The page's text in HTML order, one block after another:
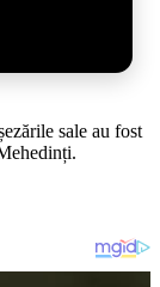
sale au fost